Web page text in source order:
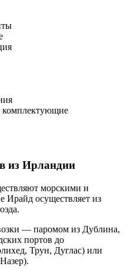
комплектующие
из Ирландии
морскими и
Ирайд осуществляет из
— паромом из Дублина,
портов до
Трун, Дуглас) или